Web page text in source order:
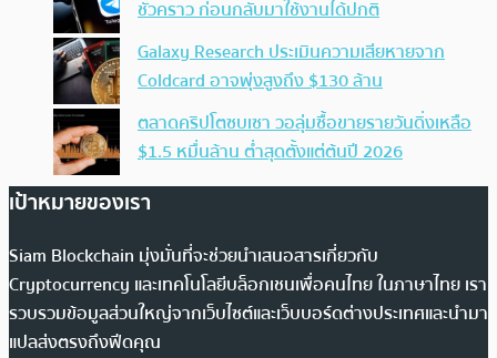
ชั่วคราว ก่อนกลับมาใช้งานได้ปกติ
Galaxy Research ประเมินความเสียหายจาก
Coldcard อาจพุ่งสูงถึง $130 ล้าน
ตลาดคริปโตซบเซา วอลุ่มซื้อขายรายวันดิ่งเหลือ
$1.5 หมื่นล้าน ต่ำสุดตั้งแต่ต้นปี 2026
เป้าหมายของเรา
Siam Blockchain มุ่งมั่นที่จะช่วยนำเสนอสารเกี่ยวกับ
Cryptocurrency และเทคโนโลยีบล็อกเชนเพื่อคนไทย ในภาษาไทย เรา
รวบรวมข้อมูลส่วนใหญ่จากเว็บไซต์และเว็บบอร์ดต่างประเทศและนำมา
แปลส่งตรงถึงฟีดคุณ